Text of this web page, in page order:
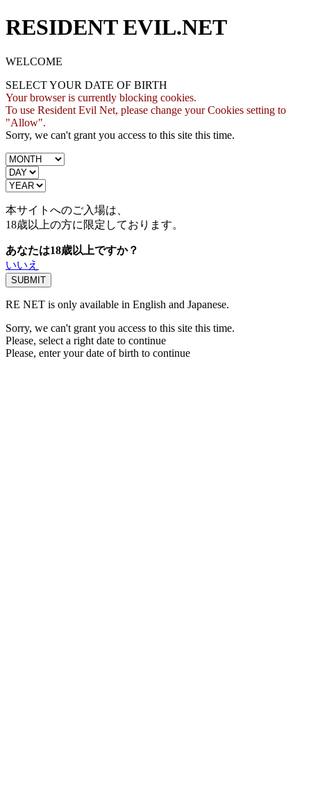
RESIDENT EVIL.NET
WELCOME
SELECT YOUR DATE OF BIRTH
Your browser is currently blocking cookies.
To use Resident Evil Net, please change your Cookies setting to
"Allow".
Sorry, we can't grant you access to this site this time.
本サイトへのご入場は、
18歳以上の方に限定しております。
あなたは18歳以上ですか？
いいえ
RE NET is only available in English and Japanese.
Sorry, we can't grant you access to this site this time.
Please, select a right date to continue
Please, enter your date of birth to continue